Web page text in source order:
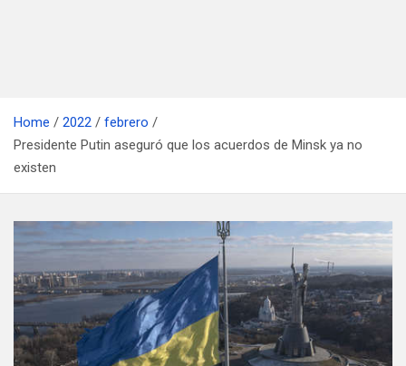
Home 2022
febrero
Presidente Putin aseguró que los acuerdos de Minsk ya no
existen